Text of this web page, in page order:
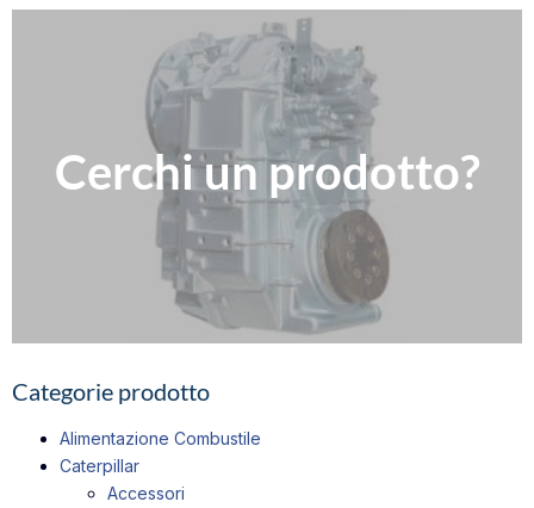
Cerchi un prodotto?
Contattaci
Compila il nostro modulo per richiedere informazioni
Clicca qui
Categorie prodotto
Alimentazione Combustile
Caterpillar
Accessori